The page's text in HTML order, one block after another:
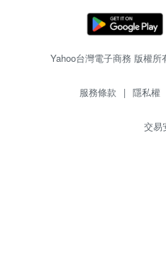
Yahoo台灣電子商務 版權
服務條款 | 隱私權
交易